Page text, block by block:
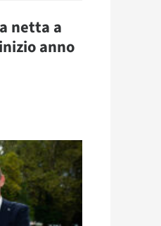
netta a
anno